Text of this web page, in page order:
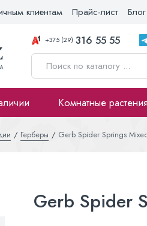
клиентам Прайс-лист Блог
+375 (29) 316 55 55
Комнатные растения
Герберы Gerb Spider Springs
Gerb Spider